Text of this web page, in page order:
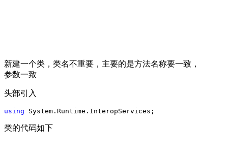
新建一个类，类名不重要，主要的是方法名称要一致，
参数一致
头部引入
using System.Runtime.InteropServices;
类的代码如下